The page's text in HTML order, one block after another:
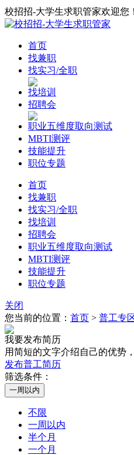
校招招-大学生求职管家欢迎您！
首页
找兼职
找实习/全职
找培训
招聘会
职业五维度取向测试
MBTI测评
技能提升
职位专题
首页
找兼职
找实习/全职
找培训
招聘会
职业五维度取向测试
MBTI测评
技能提升
职位专题
关闭
您当前的位置： 首页 > 普工专
我要发布简历
用简短的文字介绍自己的优势
发布普工简历
筛选条件：
不限
一周以内
半个月
一个月